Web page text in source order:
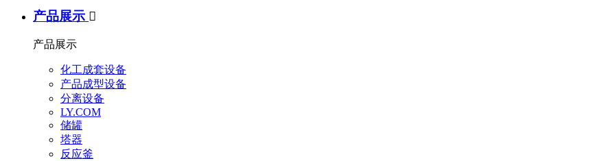
产品展示 
产品展示
化工成套设备
产品成型设备
分离设备
LY.COM
储罐
塔器
反应釜